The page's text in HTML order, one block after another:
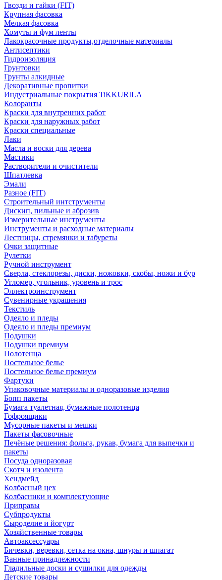
Гвозди и гайки (FIT)
Крупная фасовка
Мелкая фасовка
Хомуты и фум ленты
Лакокрасочные продукты,отделочные материалы
Антисептики
Гидроизоляция
Грунтовки
Грунты алкидные
Декоративные пропитки
Индустриальные покрытия TiKKURILA
Колоранты
Краски для внутренних работ
Краски для наружных работ
Краски специальные
Лаки
Масла и воски для дерева
Мастики
Растворители и очистители
Шпатлевка
Эмали
Разное (FIT)
Строительный интструменты
Дискип, пильные и аброзив
Измерительные инструменты
Инструменты и расходные материалы
Лестницы, стремянки и табуреты
Очки защитные
Рулетки
Ручной инструмент
Сверла, стеклорезы, диски, ножовки, скобы, ножи и бур
Угломер, угольник, уровень и трос
Эллектроинструмент
Сувенирные украшения
Текстиль
Одеяло и пледы
Одеяло и пледы премиум
Подушки
Подушки премиум
Полотенца
Постельное белье
Постельное белье премиум
Фартуки
Упаковочные материалы и одноразовые изделия
Бопп пакеты
Бумага туалетная, бумажные полотенца
Гофроящики
Мусорные пакеты и мешки
Пакеты фасовочные
Печёные решения: фольга, рукав, бумага для выпечки и
пакеты
Посуда одноразовая
Скотч и изолента
Хендмейд
Колбасный цех
Колбасники и комплектующие
Приправы
Субпродукты
Сыроделие и йогурт
Хозяйственные товары
Автоаксессуары
Бичевки, веревки, сетка на окна, шнуры и шпагат
Ванные принадлежности
Гладильные доски и сушилки для одежды
Детские товары